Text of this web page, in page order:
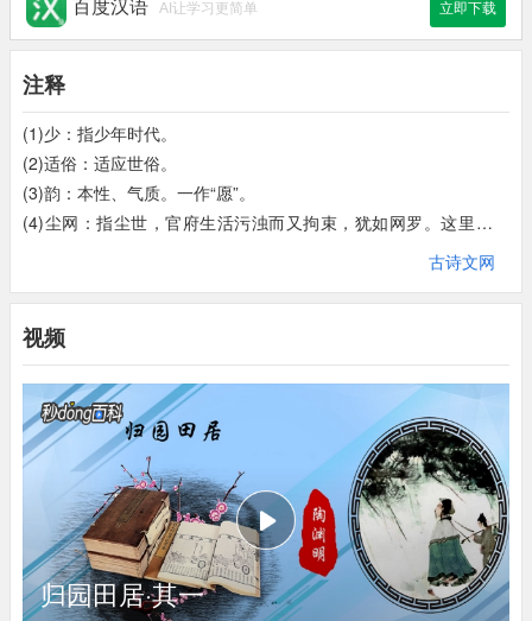
我愿在南野际开垦荒地，保持着拙朴性归耕田园。
方宅十余亩，草屋八九间。
绕房宅方圆有十余亩地，
榆柳荫 后檐，桃李罗堂前。
争春的桃与李列满院前。
暧暧远人村，
远处的邻村舍依稀可见，村落里飘荡着袅袅炊烟。
狗吠深巷中，鸡鸣桑树颠。
深巷中传来了几声狗吠， 桑树顶有雄鸡不停啼唤。
户庭无尘杂，虚室有余闲。
庭院内没有那尘杂干扰，静室里有的是安适悠闲。
百度汉语 AI让学习更简单 立即下载
注释
(1)少：指少年时代。
(2)适俗：适应世俗。
(3)韵：本性、气质。一作“愿”。
(4)尘网：指尘世，官府生活污浊而又拘束，犹如网罗。这里指仕
说，此处是三又十年之意（习惯说法是十又三年），人意感“一去
十三年”音调嫌平，故将十三年改为倒文。
(6)羁（jī）鸟：笼中之鸟。
(7)恋：一作“眷”。
(8)池鱼：池塘之鱼。鸟恋旧林、鱼思故渊，借喻自己怀恋旧居。
(9)野：一作“亩”。
(10)际：间。
(11)守拙（zhuō）：意思是不随波逐流，固守节操。
(12)方宅：宅地方圆。一说，“方”通“旁”。
(13)荫（yìn）：荫蔽。
(14)罗：罗列。
古诗文网
视频
归园田居·其一